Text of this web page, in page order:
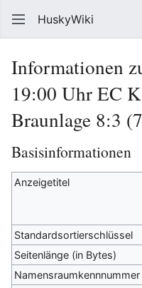
HuskyWiki
Informationen
19:00 Uhr EC
Braunlage 8:3
Basisinformationen
Anzeigetitel
Standardsortierschlüssel
Seitenlänge (in Bytes)
Namensraumkennnummer